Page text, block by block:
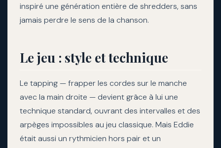
inspiré une génération entière de shredders, sans
jamais perdre le sens de la chanson.
Le jeu : style et technique
Le tapping — frapper les cordes sur le manche
avec la main droite — devient grâce à lui une
technique standard, ouvrant des intervalles et des
arpèges impossibles au jeu classique. Mais Eddie
était aussi un rythmicien hors pair et un